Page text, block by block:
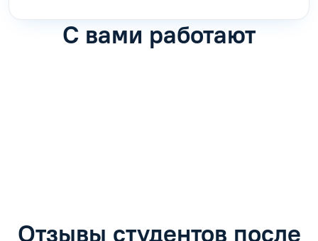
С вами работают
Отзывы студентов после